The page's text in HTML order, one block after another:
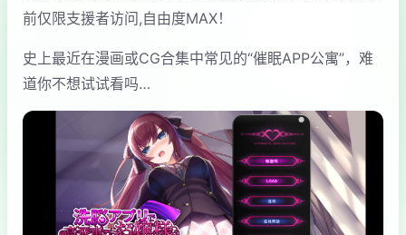
前仅限支援者访问,自由度MAX！
史上最近在漫画或CG合集中常见的“催眠APP公寓”，难
道你不想试试看吗…